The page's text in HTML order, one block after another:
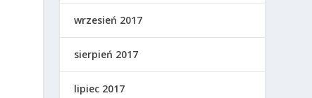
wrzesień 2017
sierpień 2017
lipiec 2017